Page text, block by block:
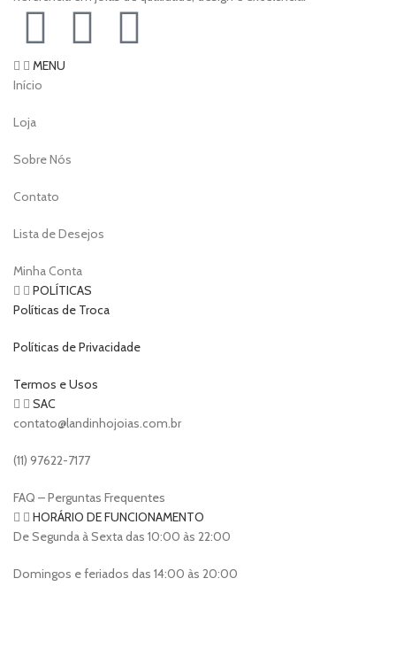
MENU
Início
Loja
Sobre Nós
Contato
Lista de Desejos
Minha Conta
POLÍTICAS
Políticas de Troca
Políticas de Privacidade
Termos e Usos
SAC
contato@landinhojoias.com.br
(11) 97622-7177
FAQ – Perguntas Frequentes
HORÁRIO DE FUNCIONAMENTO
De Segunda à Sexta das 10:00 às 22:00
Domingos e feriados das 14:00 às 20:00